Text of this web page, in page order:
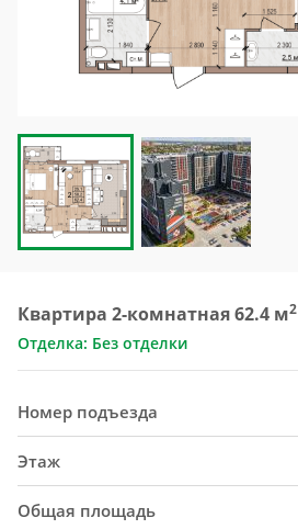
Квартира 2-комнатная 62.4 м2
Отделка: Без отделки
Номер подъезда
Этаж
Общая площадь